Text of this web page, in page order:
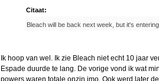
Citaat:
Bleach will be back next week, but it's
Ik hoop van wel. Ik zie Bleach niet echt 10 jaar
Espade duurde te lang. De vorige vond ik wat
powers waren totale onzin imo. Ook werd later